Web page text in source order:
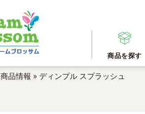
商品を探す
商品情報 » ディンプル スプラッシュ